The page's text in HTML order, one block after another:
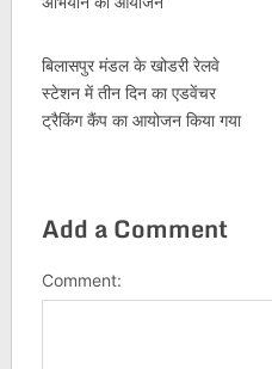
बिलासपुर मंडल के खोडरी रेलवे
स्टेशन में तीन दिन का एडवेंचर
ट्रैकिंग कैंप का आयोजन किया गया
Add a Comment
Comment: